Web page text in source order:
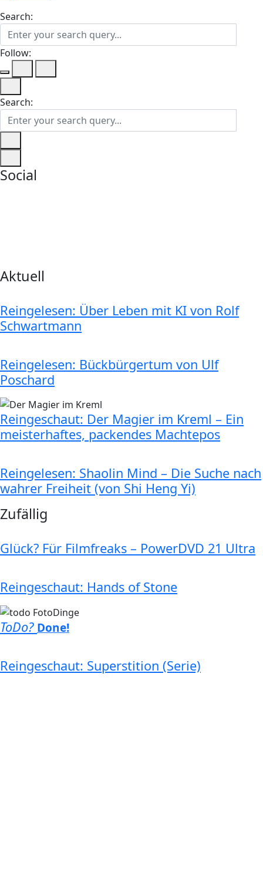
Search:
Follow:
Search:
Social
Aktuell
Reingelesen: Über Leben mit KI von Rolf
Schwartmann
Reingelesen: Bückbürgertum von Ulf
Poschard
Reingeschaut: Der Magier im Kreml – Ein
meisterhaftes, packendes Machtepos
Reingelesen: Shaolin Mind – Die Suche nach
wahrer Freiheit (von Shi Heng Yi)
Zufällig
Glück? Für Filmfreaks – PowerDVD 21 Ultra
Reingeschaut: Hands of Stone
ToDo? Done!
Reingeschaut: Superstition (Serie)